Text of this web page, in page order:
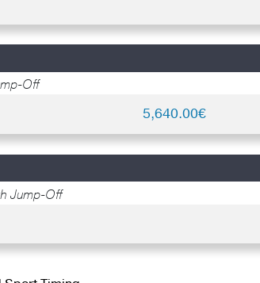
Off
5,640.00€
Jump-Off